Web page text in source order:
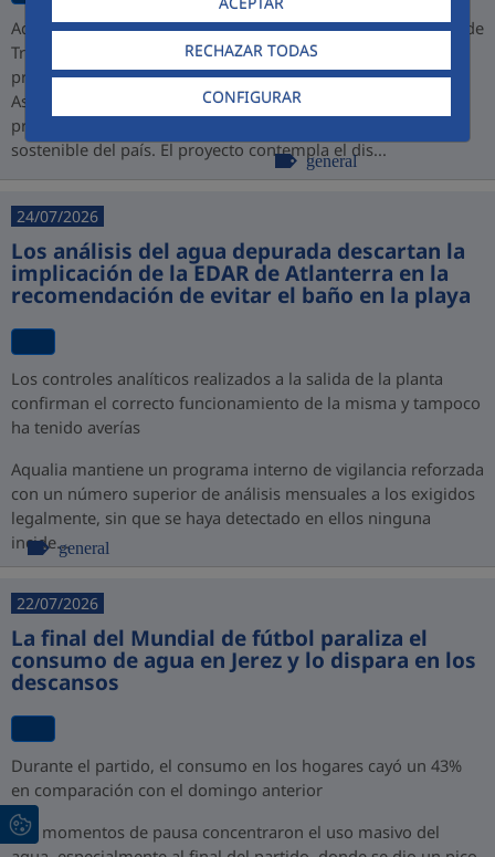
RECHAZAR TODAS
CONFIGURAR
Aqualia ha resultado adjudicataria del proyecto de la Planta de
Tratamiento de Aguas Residuales (PTAR) de Cajamarca,
promovido por PROINVERSIÓN bajo la modalidad de
Asociación Público-Privada (APP), consolidando así su
presencia en Perú y su compromiso con el desarrollo
sostenible del país. El proyecto contempla el dis...
general
24/07/2026
Los análisis del agua depurada descartan la
implicación de la EDAR de Atlanterra en la
recomendación de evitar el baño en la playa
Los controles analíticos realizados a la salida de la planta
confirman el correcto funcionamiento de la misma y tampoco
ha tenido averías
Aqualia mantiene un programa interno de vigilancia reforzada
con un número superior de análisis mensuales a los exigidos
legalmente, sin que se haya detectado en ellos ninguna
incide...general
22/07/2026
La final del Mundial de fútbol paraliza el
consumo de agua en Jerez y lo dispara en los
descansos
Durante el partido, el consumo en los hogares cayó un 43%
en comparación con el domingo anterior
Los momentos de pausa concentraron el uso masivo del